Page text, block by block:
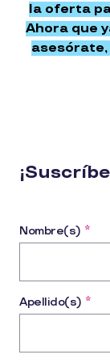
la oferta
Ahora que
Nombre(s) *
Apellido(s) *